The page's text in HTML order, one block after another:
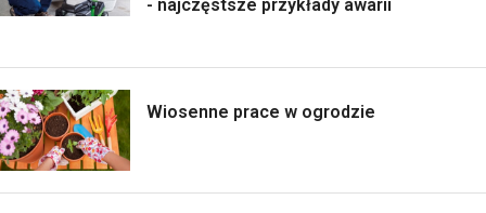
- najczęstsze przykłady awarii
Wiosenne prace w ogrodzie